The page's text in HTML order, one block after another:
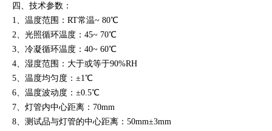
四、 技术参数：
1、温度范围：RT常温~ 80℃
2、光照循环温度：45~ 70℃
3、冷凝循环温度：40~ 60℃
4、湿度范围：大于或等于90%RH
5、温度均匀度：±1℃
6、温度波动度：±0.5℃
7、灯管内中心距离：70mm
8、测试品与灯管的中心距离：50mm±3mm